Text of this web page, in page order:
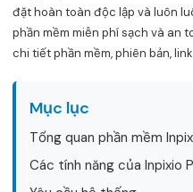
đặt hoàn toàn độc lập và luôn
phần mềm miễn phí sạch và an
chi tiết phần mềm, phiên bản,
Mục lục
Tổng quan phần mềm
Các tính năng của Inpixio